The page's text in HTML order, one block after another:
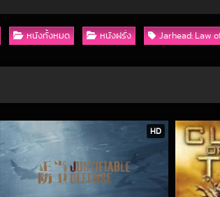
หนังทั้งหมด หนังฝรั่ง Jarhead: Law
HD